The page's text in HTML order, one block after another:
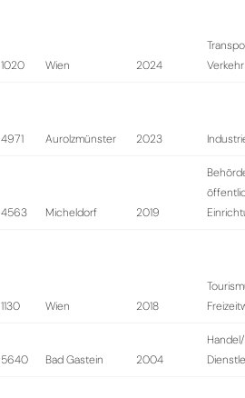
1020 Wien 2024
Verkehr
4971 Aurolzmünster 2023
4563 Micheldorf 2019
1130 Wien 2018
5640 Bad Gastein 2004
Handel/